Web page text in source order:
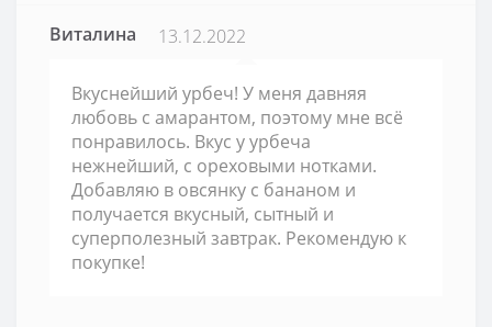
Виталина 13.12.2022
Вкуснейший урбеч! У меня давняя
любовь с амарантом, поэтому мне всё
понравилось. Вкус у урбеча
нежнейший, с ореховыми нотками.
Добавляю в овсянку с бананом и
получается вкусный, сытный и
суперполезный завтрак. Рекомендую к
покупке!